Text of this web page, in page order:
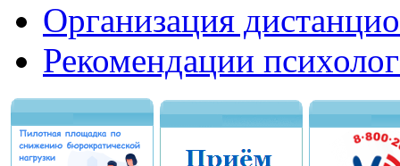
Организация
Рекомендации